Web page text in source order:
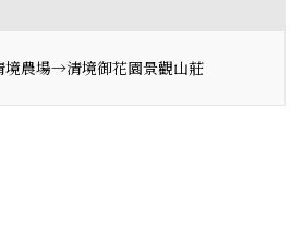
農場→清境御花園景觀山莊